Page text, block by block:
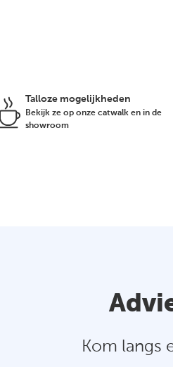
Talloze mogelijkheden
Bekijk ze op onze catwalk en in de
showroom
Kom langs